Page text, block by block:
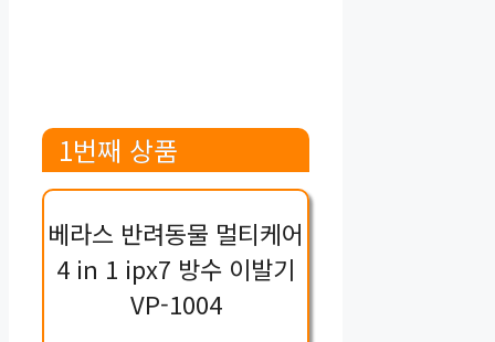
1번째 상품
베라스 반려동물 멀티케어
4 in 1 ipx7 방수 이발기
VP-1004